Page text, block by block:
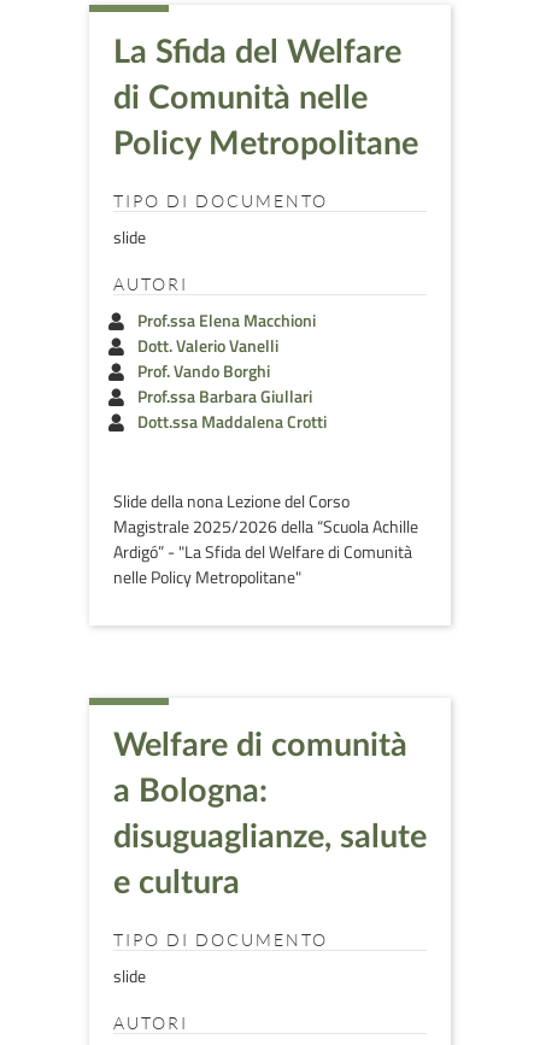
La Sfida del Welfare
di Comunità nelle
Policy Metropolitane
TIPO DI DOCUMENTO
slide
AUTORI
Prof.ssa Elena Macchioni
Dott. Valerio Vanelli
Prof. Vando Borghi
Prof.ssa Barbara Giullari
Dott.ssa Maddalena Crotti
Slide della nona Lezione del Corso
Magistrale 2025/2026 della “Scuola Achille
Ardigó” - "La Sfida del Welfare di Comunità
nelle Policy Metropolitane"
Welfare di comunità
a Bologna:
disuguaglianze, salute
e cultura
TIPO DI DOCUMENTO
slide
AUTORI